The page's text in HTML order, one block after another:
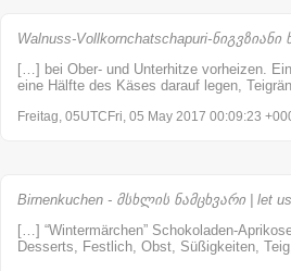
Walnuss-Vollkornchatschapuri-ნიგვზიანი
[…] bei Ober- und Unterhitze vorheizen.
eine Hälfte des Käses darauf legen,
Freitag, 05UTCFri, 05 May 2017 00:09:23
Birnenkuchen - მსხლის ნამცხვარი | let
[…] “Wintermärchen” Schokoladen-
Desserts, Festlich, Obst, Süßigkeiten,